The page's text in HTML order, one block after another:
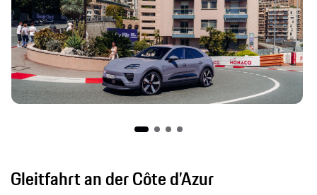
Gleitfahrt an der Côte d’Azur